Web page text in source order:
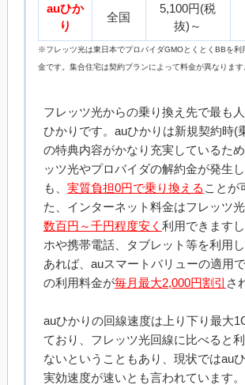
auひか
り
全国
5,100円(税
抜)～
※フレッツ光は東日本でプロバイダGMOとくとくBBを利
金です。集合住宅は契約プランによって料金が異なります
フレッツ光からの乗り換え先で最も
ひかりです。auひかりは新規契約時(
の特典内容がかなり充実しているた
ッツ光やプロバイダの解約金が発生
も、 実質負担0円で乗り換える ことが
た、インターネット料金はフレッツ
数百円～千円程度安く 利用できます
ホや携帯電話、タブレット等を利用
あれば、auスマートバリューの適用
の利用料金が毎月最大2,000円割引 さ
auひかりの回線速度は上り下り最大
ており、フレッツ光回線に比べると
ないということもあり、現状ではau
実効速度が速いとも言われています